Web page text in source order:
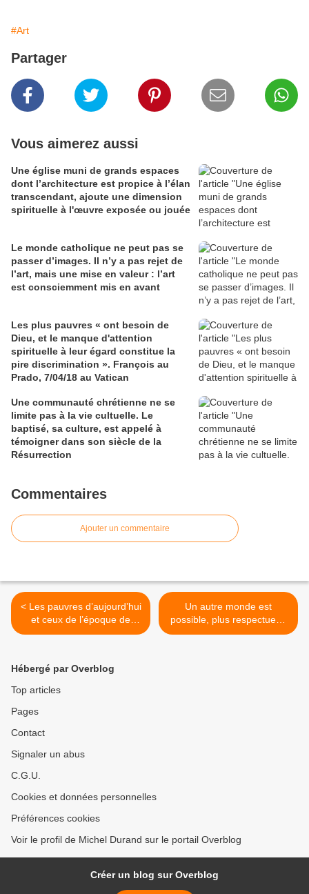
#Art
Partager
Vous aimerez aussi
Une église muni de grands espaces
dont l’architecture est propice à l’élan
transcendant, ajoute une dimension
spirituelle à l'œuvre exposée ou jouée
Le monde catholique ne peut pas se
passer d’images. Il n’y a pas rejet de
l’art, mais une mise en valeur : l’art
est consciemment mis en avant
Les plus pauvres « ont besoin de
Dieu, et le manque d'attention
spirituelle à leur égard constitue la
pire discrimination ». François au
Prado, 7/04/18 au Vatican
Une communauté chrétienne ne se
limite pas à la vie cultuelle. Le
baptisé, sa culture, est appelé à
témoigner dans son siècle de la
Résurrection
Commentaires
Ajouter un commentaire
< Les pauvres d’aujourd’hui
et ceux de l’époque de
Zachée en ont plein le dos
étrangères
Un autre monde est
possible, plus respectueux
de l'homme et de la nature
Hébergé par Overblog
Top articles
Pages
Contact
Signaler un abus
C.G.U.
Cookies et données personnelles
Préférences cookies
Voir le profil de Michel Durand sur le portail Overblog
Créer un blog sur Overblog